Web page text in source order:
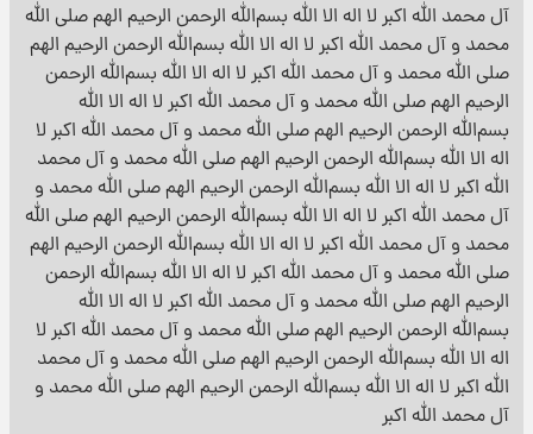
آل محمد الله اکبر لا اله الا الله بسم‌الله الرحمن الرحیم الهم صلی الله
محمد و آل محمد الله اکبر لا اله الا الله بسم‌الله الرحمن الرحیم الهم
صلی الله محمد و آل محمد الله اکبر لا اله الا الله بسم‌الله الرحمن
الرحیم الهم صلی الله محمد و آل محمد الله اکبر لا اله الا الله
بسم‌الله الرحمن الرحیم الهم صلی الله محمد و آل محمد الله اکبر لا
اله الا الله بسم‌الله الرحمن الرحیم الهم صلی الله محمد و آل محمد
الله اکبر لا اله الا الله بسم‌الله الرحمن الرحیم الهم صلی الله محمد و
آل محمد الله اکبر لا اله الا الله بسم‌الله الرحمن الرحیم الهم صلی الله
محمد و آل محمد الله اکبر لا اله الا الله بسم‌الله الرحمن الرحیم الهم
صلی الله محمد و آل محمد الله اکبر لا اله الا الله بسم‌الله الرحمن
الرحیم الهم صلی الله محمد و آل محمد الله اکبر لا اله الا الله
بسم‌الله الرحمن الرحیم الهم صلی الله محمد و آل محمد الله اکبر لا
اله الا الله بسم‌الله الرحمن الرحیم الهم صلی الله محمد و آل محمد
الله اکبر لا اله الا الله بسم‌الله الرحمن الرحیم الهم صلی الله محمد و
آل محمد الله اکبر